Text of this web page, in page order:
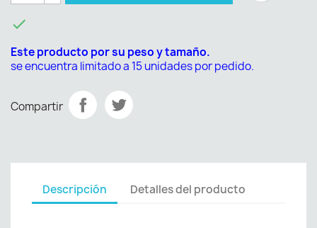

Este producto por su peso y tamaño.
se encuentra limitado a 15 unidades por pedido.
Compartir
Descripción Detalles del producto